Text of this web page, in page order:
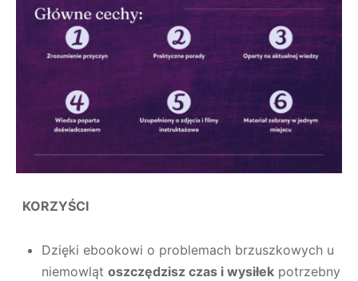
KORZYŚCI
Dzięki ebookowi o problemach brzuszkowych u
niemowląt oszczędzisz czas i wysiłekpotrzebny